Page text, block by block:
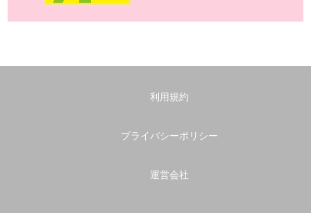
利用規約
プライバシーポリシー
運営会社